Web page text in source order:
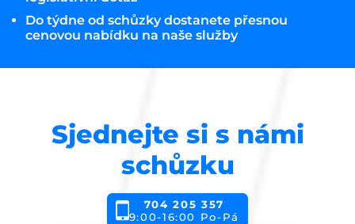
Do týdne od schůzky dostanete přesnou
cenovou nabídku na naše služby
Sjednejte si s námi
schůzku
704 205 357
9:00-16:00 Po-Pá